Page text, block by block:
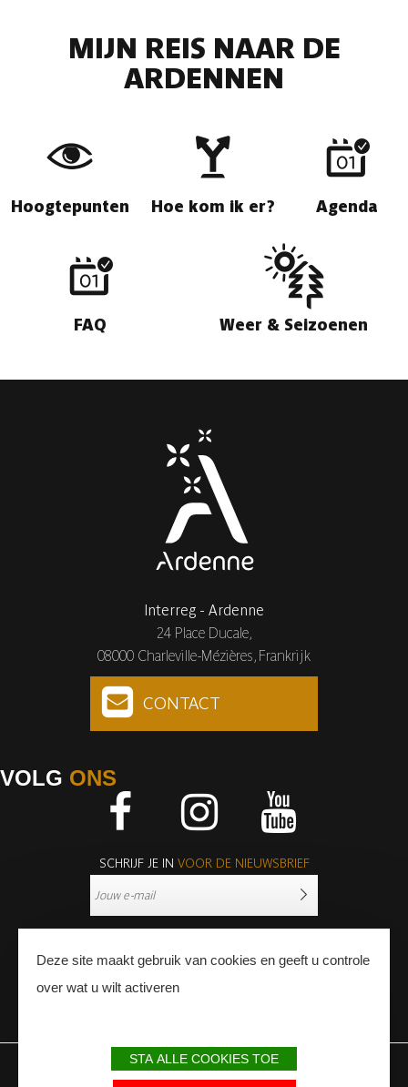
MIJN REIS NAAR DE
ARDENNEN
Hoogtepunten Hoe kom ik er? Agenda
FAQ Weer & Seizoenen
Interreg - Ardenne
24 Place Ducale,
08000 Charleville-Mézières, Frankrijk
CONTACT
VOLG ONS
SCHRIJF JE IN VOOR DE NIEUWSBRIEF
Deze site maakt gebruik van cookies en geeft u controle
over wat u wilt activeren
STA ALLE COOKIES TOE